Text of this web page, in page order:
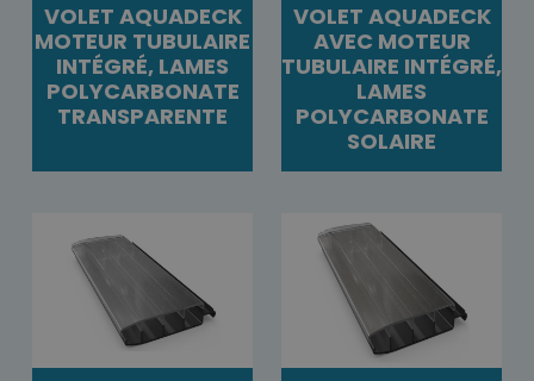
VOLET AQUADECK
MOTEUR TUBULAIRE
INTÉGRÉ, LAMES
POLYCARBONATE
TRANSPARENTE
VOLET AQUADECK
AVEC MOTEUR
TUBULAIRE INTÉGRÉ,
LAMES
POLYCARBONATE
SOLAIRE